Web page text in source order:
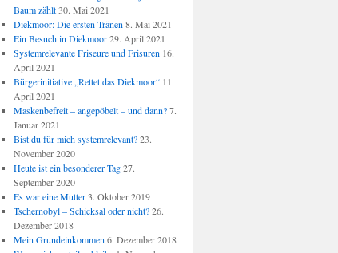
Baum zählt 30. Mai 2021
Diekmoor: Die ersten Tränen 8. Mai 2021
Ein Besuch in Diekmoor 29. April 2021
Systemrelevante Friseure und Frisuren 16.
April 2021
Bürgerinitiative „Rettet das Diekmoor“ 11.
April 2021
Maskenbefreit – angepöbelt – und dann? 7.
Januar 2021
Bist du für mich systemrelevant? 23.
November 2020
Heute ist ein besonderer Tag 27.
September 2020
Es war eine Mutter 3. Oktober 2019
Tschernobyl – Schicksal oder nicht? 26.
Dezember 2018
Mein Grundeinkommen 6. Dezember 2018